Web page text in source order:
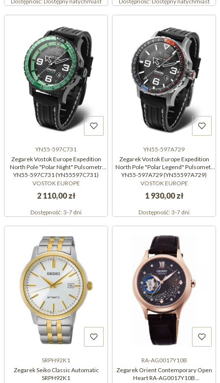
YN55-597C731
Zegarek Vostok Europe Expedition
North Pole "Polar Night" Pulsometr
YN55-597C731 (YN55597C731)
VOSTOK EUROPE
2 110,00 zł
Dostępność:3-7 dni
YN55-597A729
Zegarek Vostok Europe Expedition
North Pole "Polar Legend" Pulsometr
YN55-597A729 (YN55597A729)
VOSTOK EUROPE
1 930,00 zł
Dostępność:3-7 dni
SRPH92K1
Zegarek Seiko Classic Automatic
SRPH92K1
RA-AG0017Y10B
Zegarek Orient Contemporary Open
Heart RA-AG0017Y10B